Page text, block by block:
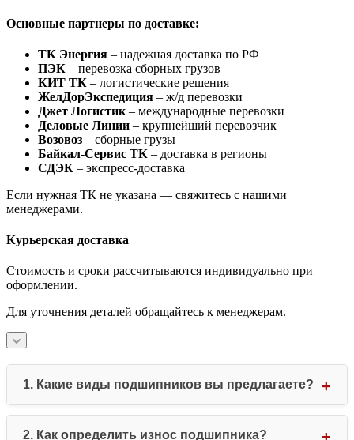
Основные партнеры по доставке:
ТК Энергия – надежная доставка по РФ
ПЭК – перевозка сборных грузов
КИТ ТК – логистические решения
ЖелДорЭкспедиция – ж/д перевозки
Джет Логистик – международные перевозки
Деловые Линии – крупнейший перевозчик
Возовоз – сборные грузы
Байкал-Сервис ТК – доставка в регионы
СДЭК – экспресс-доставка
Если нужная ТК не указана — свяжитесь с нашими
менеджерами.
Курьерская доставка
Стоимость и сроки рассчитываются индивидуально при
оформлении.
Для уточнения деталей обращайтесь к менеджерам.
1. Какие виды подшипников вы предлагаете?
Мы специализируемся на всех основных типах
подшипников: шариковых (радиальных, упорных),
2. Как определить износ подшипника?